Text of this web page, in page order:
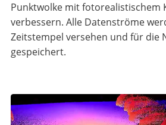
Punktwolke mit fotorealistischem
verbessern. Alle Datenströme
Zeitstempel versehen und für die
gespeichert.